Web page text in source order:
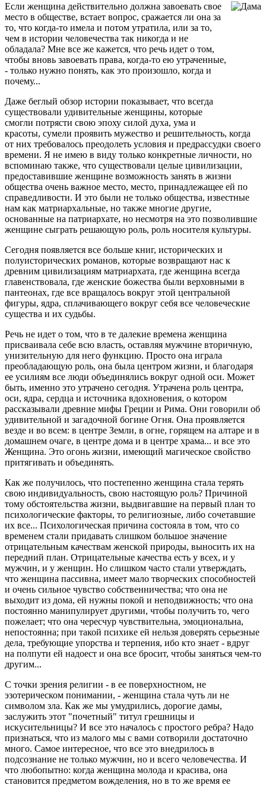
Если женщина действительно должна завоевать свое
место в обществе, встает вопрос, сражается ли она за
то, что когда-то имела и потом утратила, или за то,
чем в истории человечества так никогда и не
обладала? Мне все же кажется, что речь идет о том,
чтобы вновь завоевать права, когда-то ею утраченные,
- только нужно понять, как это произошло, когда и
почему...
Даже беглый обзор истории показывает, что всегда
существовали удивительные женщины, которые
смогли потрясти свою эпоху силой духа, ума и
красоты, сумели проявить мужество и решительность, когда
от них требовалось преодолеть условия и предрассудки своего
времени. Я не имею в виду только конкретные личности, но
вспоминаю также, что существовали целые цивилизации,
предоставившие женщине возможность занять в жизни
общества очень важное место, место, принадлежащее ей по
справедливости. И это были не только общества, известные
нам как матриархальные, но также многие другие,
основанные на патриархате, но несмотря на это позволившие
женщине сыграть решающую роль, роль носителя культуры.
Сегодня появляется все больше книг, исторических и
полуисторических романов, которые возвращают нас к
древним цивилизациям матриархата, где женщина всегда
главенствовала, где женские божества были верховными в
пантеонах, где все вращалось вокруг этой центральной
фигуры, ядра, сплачивающего вокруг себя все человеческие
существа и их судьбы.
Речь не идет о том, что в те далекие времена женщина
присваивала себе всю власть, оставляя мужчине вторичную,
унизительную для него функцию. Просто она играла
преобладающую роль, она была центром жизни, и благодаря
ее усилиям все люди объединялись вокруг одной оси. Может
быть, именно это утрачено сегодня. Утрачена роль центра,
оси, ядра, сердца и источника вдохновения, о котором
рассказывали древние мифы Греции и Рима. Они говорили об
удивительной и загадочной богине Огня. Она проявляется
везде и во всем: в центре Земли, в огне, горящем на алтаре и в
домашнем очаге, в центре дома и в центре храма... и все это
Женщина. Это огонь жизни, имеющий магическое свойство
притягивать и объединять.
Как же получилось, что постепенно женщина стала терять
свою индивидуальность, свою настоящую роль? Причиной
тому обстоятельства жизни, выдвигавшие на первый план то
психологические факторы, то религиозные, либо сочетавшие
их все... Психологическая причина состояла в том, что со
временем стали придавать слишком большое значение
отрицательным качествам женской природы, выносить их на
передний план. Отрицательные качества есть у всех, и у
мужчин, и у женщин. Но слишком часто стали утверждать,
что женщина пассивна, имеет мало творческих способностей
и очень сильное чувство собственничества; что она не
выходит из дома, ей нужны покой и неподвижность; что она
постоянно манипулирует другими, чтобы получить то, чего
пожелает; что она чересчур чувствительна, эмоциональна,
непостоянна; при такой психике ей нельзя доверять серьезные
дела, требующие упорства и терпения, ибо кто знает - вдруг
на полпути ей надоест и она все бросит, чтобы заняться чем-то
другим...
С точки зрения религии - в ее поверхностном, не
эзотерическом понимании, - женщина стала чуть ли не
символом зла. Как же мы умудрились, дорогие дамы,
заслужить этот "почетный" титул грешницы и
искусительницы? И все это началось с простого ребра? Надо
признаться, что из малого мы с вами сотворили достаточно
много. Самое интересное, что все это внедрилось в
подсознание не только мужчин, но и всего человечества. И
что любопытно: когда женщина молода и красива, она
становится предметом вожделения, но в то же время ее